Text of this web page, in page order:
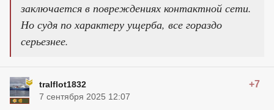
заключается в повреждениях контактной сети.
Но судя по характеру ущерба, все гораздо
серьезнее.
tralflot1832 +7
7 сентября 2025 12:07